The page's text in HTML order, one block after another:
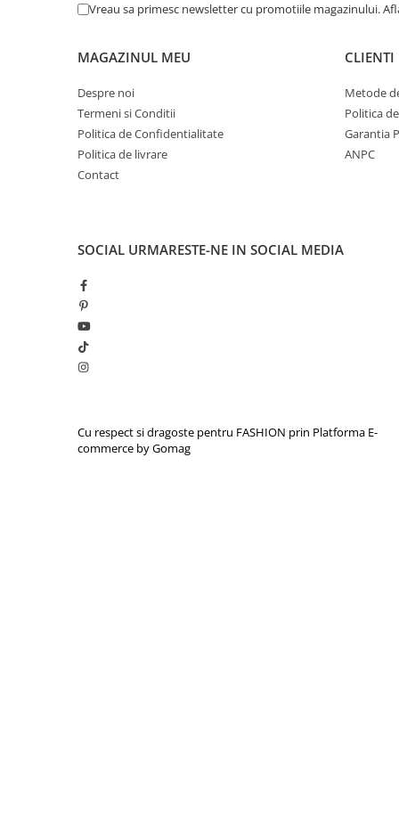
Vreau sa primesc newsletter cu promotiile magazinului.
MAGAZINUL MEU
Despre noi
Termeni si Conditii
Politica de Confidentialitate
Politica de livrare
Contact
CLIENTI
Metode
Politica
Garantia
ANPC
SOCIAL URMARESTE-NE IN SOCIAL MEDIA
Cu respect si dragoste pentru FASHION prin Platforma E-
commerce by Gomag